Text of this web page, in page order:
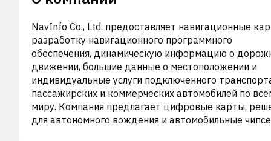
NavInfo Co., Ltd. предоставляет навигационные
разработку навигационного программного
обеспечения, динамическую информацию о
движении, большие данные о местоположении и
индивидуальные услуги подключенного
пассажирских и коммерческих автомобилей по
миру. Компания предлагает цифровые карты,
для автономного вождения и автомобильные